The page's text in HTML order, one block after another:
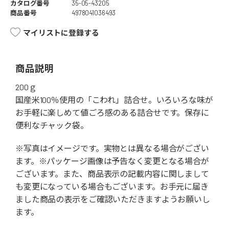
カタログ番号
35-05-43205
商品番号
4978041036493
マイリストに登録する
商品説明
200ｇ
国産米100％使用の「こわれ」詰合せ。いろいろな味が
お手軽に楽しめて値ごろ感のある詰合せです。保存に
便利なチャック袋。
※写真はイメージです。実物とは異なる場合がござい
ます。※パッケージ画像は予告なく変更となる場合が
ございます。また、商品表示の記載内容に関しまして
も変更になっている場合もございます。お手元に届き
ました商品の表示をご確認いただきますようお願いし
ます。